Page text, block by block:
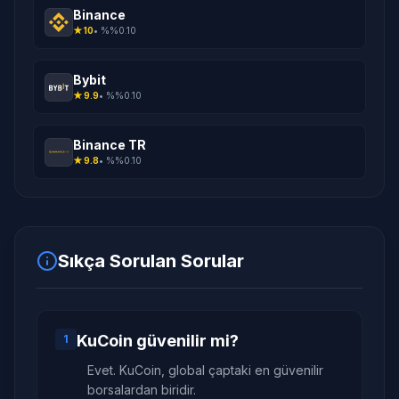
Binance
★10• %%0.10
Bybit
★9.9• %%0.10
Binance TR
★9.8• %%0.10
Sıkça Sorulan Sorular
1 KuCoin güvenilir mi?
Evet. KuCoin, global çaptaki en güvenilir
borsalardan biridir.